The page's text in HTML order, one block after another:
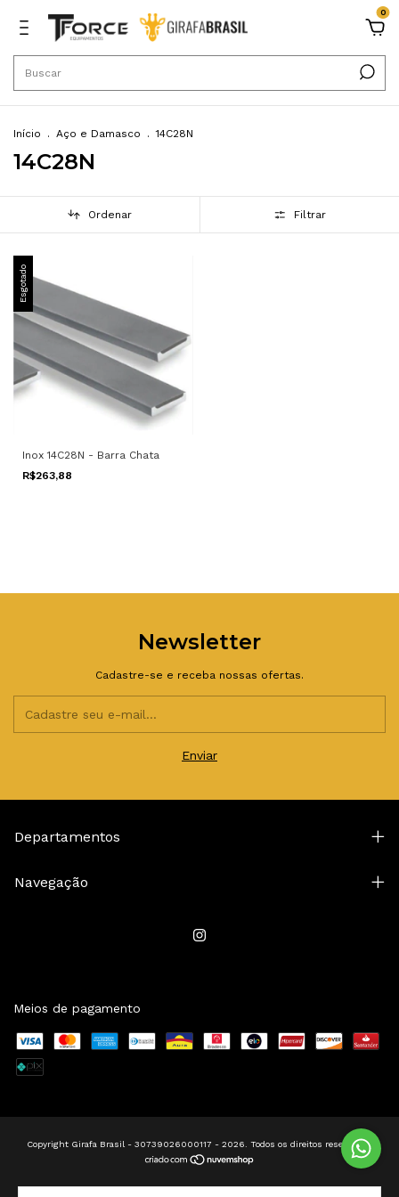
0
Início . Aço e Damasco . 14C28N
14C28N
Ordenar Filtrar
Esgotado
Inox 14C28N - Barra Chata
R$263,88
Newsletter
Cadastre-se e receba nossas ofertas.
Departamentos
Navegação
Meios de pagamento
Copyright Girafa Brasil - 30739026000117 - 2026. Todos os direitos reservados.